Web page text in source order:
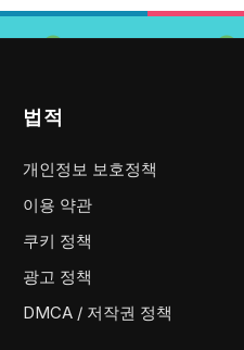
법적
개인정보 보호정책
이용 약관
쿠키 정책
광고 정책
DMCA / 저작권 정책